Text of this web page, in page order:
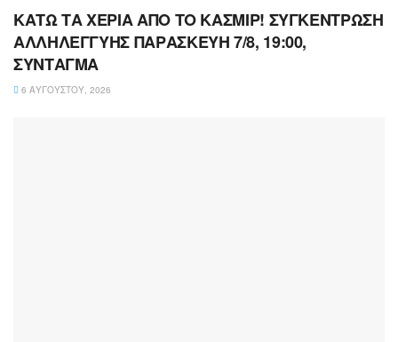
ΚΑΤΩ ΤΑ ΧΕΡΙΑ ΑΠΟ ΤΟ ΚΑΣΜΙΡ! ΣΥΓΚΕΝΤΡΩΣΗ
ΑΛΛΗΛΕΓΓΥΗΣ ΠΑΡΑΣΚΕΥΗ 7/8, 19:00,
ΣΥΝΤΑΓΜΑ
6 ΑΥΓΟΎΣΤΟΥ, 2026